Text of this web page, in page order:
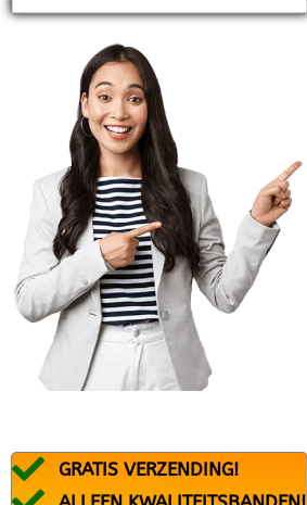
BFGOODRICH
BLACK ARROW
BRIDGESTONE
CONTINENTAL
DEBICA
DUNLOP
DURATURN
FALKEN
FEDERAL
FIREMAX
FORTUNA
GRATIS VERZENDING!